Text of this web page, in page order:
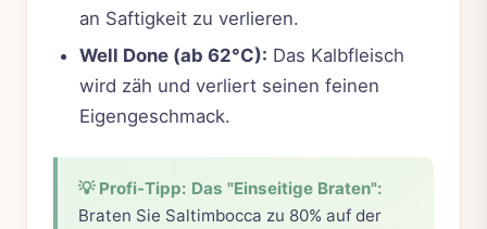
an Saftigkeit zu verlieren.
Well Done (ab 62°C): Das Kalbfleisch
wird zäh und verliert seinen feinen
Eigengeschmack.
💡 Profi-Tipp: Das "Einseitige Braten":
Braten Sie Saltimbocca zu 80% auf der